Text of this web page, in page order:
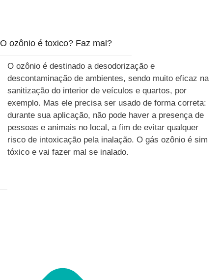
O ozônio é toxico? Faz mal?
O ozônio é destinado a desodorização e
descontaminação de ambientes, sendo muito eficaz na
sanitização do interior de veículos e quartos, por
exemplo. Mas ele precisa ser usado de forma correta:
durante sua aplicação, não pode haver a presença de
pessoas e animais no local, a fim de evitar qualquer
risco de intoxicação pela inalação. O gás ozônio é sim
tóxico e vai fazer mal se inalado.